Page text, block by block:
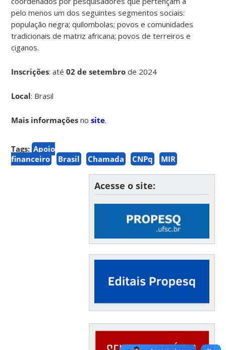
pelo menos um dos seguintes segmentos sociais:
população negra; quilombolas; povos e comunidades
tradicionais de matriz africana; povos de terreiros e
ciganos.
Inscrições: até02 de setembrode 2024
Local: Brasil
Mais informações nosite.
Tags: Apoio
financeiro
Brasil Chamada CNPq MIR
Acesse o site: